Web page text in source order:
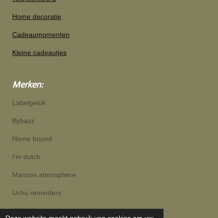
Home decoratie
Cadeaumomenten
Kleine cadeautjes
Merken:
Labelgeluk
Bybazz
Home bound
I'm dutch
Manson atmosphere
Uchu reminders
WAUW